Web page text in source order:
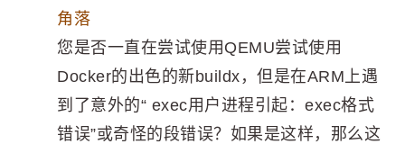
角落
您是否一直在尝试使用QEMU尝试使用
Docker的出色的新buildx，但是在ARM上遇
到了意外的“ exec用户进程引起：exec格式
错误”或奇怪的段错误？如果是这样，那么这